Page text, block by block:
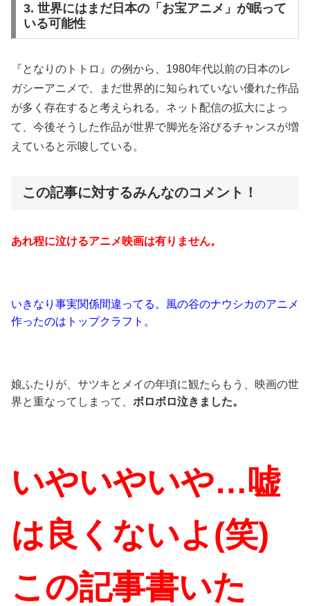
3. 世界にはまだ日本の「お宝アニメ」が眠って
いる可能性
『となりのトトロ』の例から、1980年代以前の日本のレ
ガシーアニメで、まだ世界的に知られていない優れた作品
が多く存在すると考えられる。ネット配信の拡大によっ
て、今後そうした作品が世界で脚光を浴びるチャンスが増
えていると示唆している。
この記事に対するみんなのコメント！
あれ程に泣けるアニメ映画は有りません。
いきなり事実関係間違ってる。風の谷のナウシカのアニメ
作ったのはトップクラフト。
娘ふたりが、サツキとメイの年頃に観たらもう、映画の世
界と重なってしまって、 ボロボロ泣きました。
いやいやいや…嘘
は良くないよ(笑)
この記事書いた